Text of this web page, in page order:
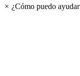
× ¿Cómo puedo